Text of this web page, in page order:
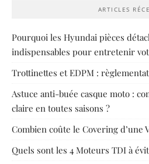
ARTICLES
Pourquoi les Hyundai pièces
indispensables pour entretenir
Trottinettes et EDPM :
Astuce anti-buée casque moto :
claire en toutes saisons ?
Combien coûte le Covering d’une
Quels sont les 4 Moteurs TDI à